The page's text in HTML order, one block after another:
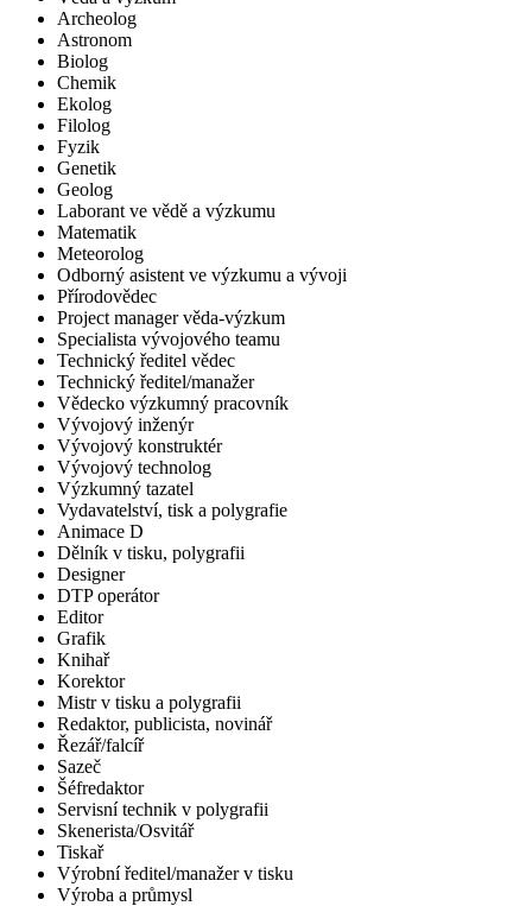
Archeolog
Astronom
Biolog
Chemik
Ekolog
Filolog
Fyzik
Genetik
Geolog
Laborant ve vědě a výzkumu
Matematik
Meteorolog
Odborný asistent ve výzkumu a vývoji
Přírodovědec
Project manager věda-výzkum
Specialista vývojového teamu
Technický ředitel vědec
Technický ředitel/manažer
Vědecko výzkumný pracovník
Vývojový inženýr
Vývojový konstruktér
Vývojový technolog
Výzkumný tazatel
Vydavatelství, tisk a polygrafie
Animace D
Dělník v tisku, polygrafii
Designer
DTP operátor
Editor
Grafik
Knihař
Korektor
Mistr v tisku a polygrafii
Redaktor, publicista, novinář
Řezář/falcíř
Sazeč
Šéfredaktor
Servisní technik v polygrafii
Skenerista/Osvitář
Tiskař
Výrobní ředitel/manažer v tisku
Výroba a průmysl